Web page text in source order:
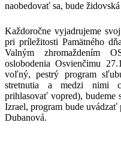
naobedovať sa, bude
Každoročne vyjadrujeme
pri príležitosti Pamätného
Valným zhromaždením
oslobodenia Osvienčimu
voľný, pestrý program
stretnutia a medzi nimi
prihlasovať vopred), budeme
Izrael, program bude uvádzať
Dubanová.